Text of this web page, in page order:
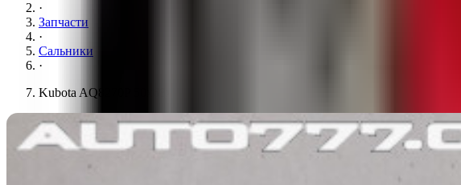
·
Запчасти
·
Сальники
·
Kubota AQ8270P 50x68x13